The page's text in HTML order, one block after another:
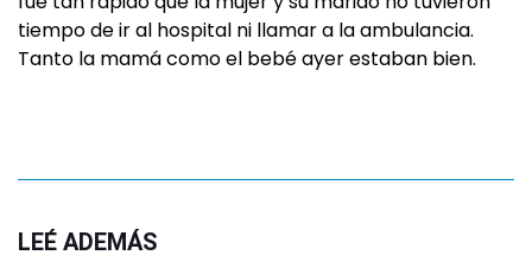
tiempo de ir al hospital ni llamar a la ambulancia.
Tanto la mamá como el bebé ayer estaban bien.
LEÉ ADEMÁS